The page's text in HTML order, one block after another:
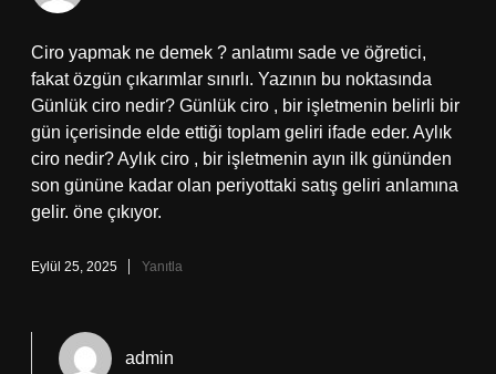
Ciro yapmak ne demek ? anlatımı sade ve öğretici,
fakat özgün çıkarımlar sınırlı. Yazının bu noktasında
Günlük ciro nedir? Günlük ciro , bir işletmenin belirli bir
gün içerisinde elde ettiği toplam geliri ifade eder. Aylık
ciro nedir? Aylık ciro , bir işletmenin ayın ilk gününden
son gününe kadar olan periyottaki satış geliri anlamına
gelir. öne çıkıyor.
Eylül 25, 2025 Yanıtla
admin